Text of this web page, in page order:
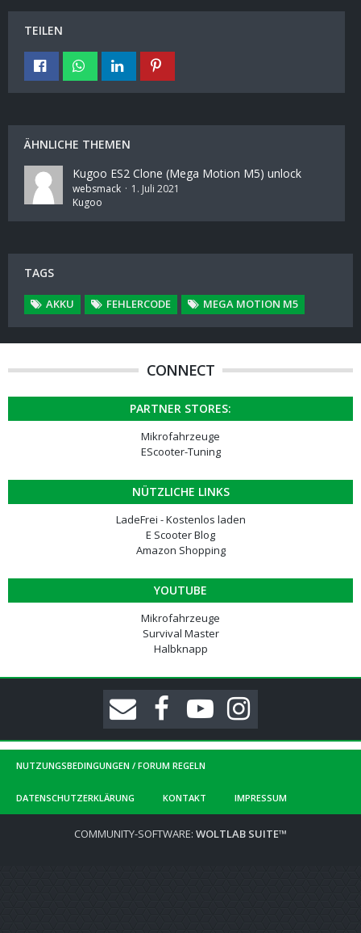
TEILEN
ÄHNLICHE THEMEN
Kugoo ES2 Clone (Mega Motion M5) unlock
websmack
1. Juli 2021
Kugoo
TAGS
AKKU FEHLERCODE MEGA MOTION M5
CONNECT
PARTNER STORES:
Mikrofahrzeuge
EScooter-Tuning
NÜTZLICHE LINKS
LadeFrei - Kostenlos laden
E Scooter Blog
Amazon Shopping
YOUTUBE
Mikrofahrzeuge
Survival Master
Halbknapp
NUTZUNGSBEDINGUNGEN / FORUM REGELN
DATENSCHUTZERKLÄRUNG KONTAKT IMPRESSUM
COMMUNITY-SOFTWARE: WOLTLAB SUITE™